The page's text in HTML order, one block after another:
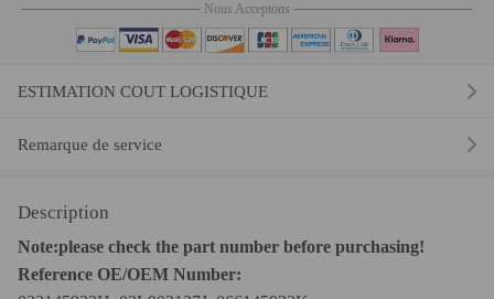
Nous Acceptons
ESTIMATION COUT LOGISTIQUE
Remarque de service
Description
Note:please check the part number before purchasing!
Reference OE/OEM Number: